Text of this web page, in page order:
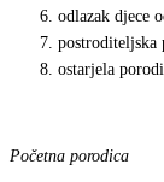
odlazak djece
postroditeljska
ostarjela
Početna porodica